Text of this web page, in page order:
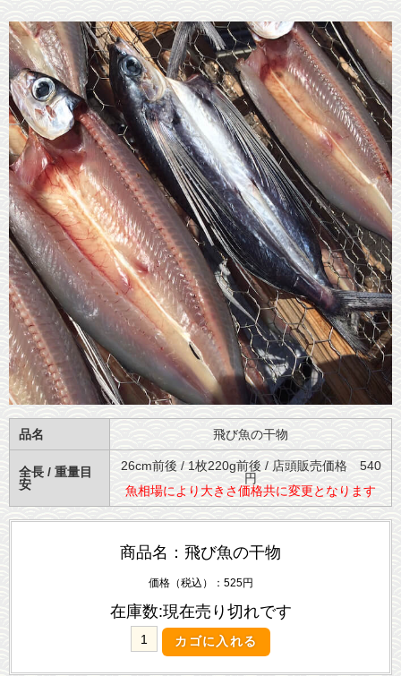
品名 飛び魚の干物
全長 / 重量目
安
26cm前後 / 1枚220g前後 / 店頭販売価格 540
円
魚相場により大きさ価格共に変更となります
商品名：飛び魚の干物
価格（税込）：525円
在庫数:現在売り切れです